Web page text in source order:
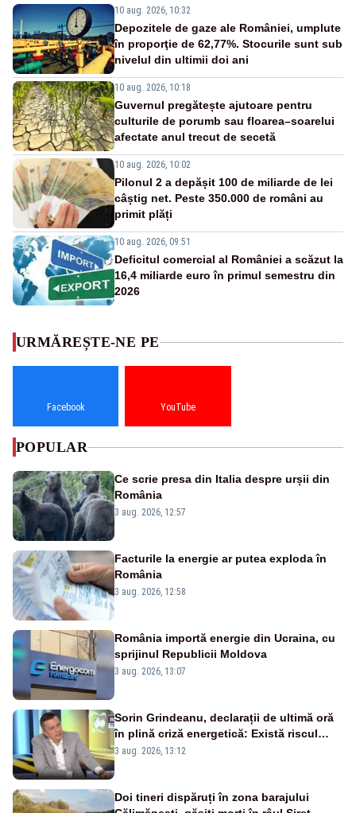
10 aug. 2026, 10:32
Depozitele de gaze ale României, umplute
în proporţie de 62,77%. Stocurile sunt sub
nivelul din ultimii doi ani
10 aug. 2026, 10:18
Guvernul pregătește ajutoare pentru
culturile de porumb sau floarea–soarelui
afectate anul trecut de secetă
10 aug. 2026, 10:02
Pilonul 2 a depășit 100 de miliarde de lei
câștig net. Peste 350.000 de români au
primit plăți
10 aug. 2026, 09:51
Deficitul comercial al României a scăzut la
16,4 miliarde euro în primul semestru din
2026
URMĂREȘTE-NE PE
Facebook YouTube
POPULAR
Ce scrie presa din Italia despre urșii din
România
3 aug. 2026, 12:57
Facturile la energie ar putea exploda în
România
3 aug. 2026, 12:58
România importă energie din Ucraina, cu
sprijinul Republicii Moldova
3 aug. 2026, 13:07
Sorin Grindeanu, declarații de ultimă oră
în plină criză energetică: Există riscul
închiderii Grupului 2 de la Cernavodă
3 aug. 2026, 13:12
Doi tineri dispăruți în zona barajului